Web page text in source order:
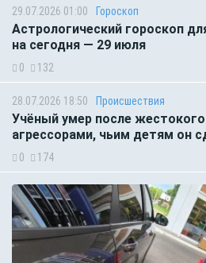
29.07.2026 01:00 Гороскоп
Астрологический гороскоп
на сегодня — 29 июля
0 132
28.07.2026 18:50 Происшествия
Учёный умер после жестокого
агрессорами, чьим детям он
0 174